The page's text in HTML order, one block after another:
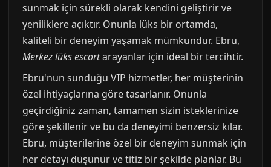
sunmak için sürekli olarak kendini geliştirir ve
yeniliklere açıktır. Onunla lüks bir ortamda,
kaliteli bir deneyim yaşamak mümkündür. Ebru,
Merkez lüks escortarayanlar için ideal bir tercihtir.
Ebru'nun sunduğu VIP hizmetler, her müşterinin
özel ihtiyaçlarına göre tasarlanır. Onunla
geçirdiğiniz zaman, tamamen sizin isteklerinize
göre şekillenir ve bu da deneyimi benzersiz kılar.
Ebru, müşterilerine özel bir deneyim sunmak için
her detayı düşünür ve titiz bir şekilde planlar. Bu